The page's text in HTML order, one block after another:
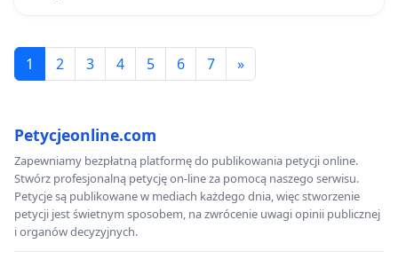
1 2 3 4 5 6 7 »
Petycjeonline.com
Zapewniamy bezpłatną platformę do publikowania petycji online.
Stwórz profesjonalną petycję on-line za pomocą naszego serwisu.
Petycje są publikowane w mediach każdego dnia, więc stworzenie
petycji jest świetnym sposobem, na zwrócenie uwagi opinii publicznej
i organów decyzyjnych.